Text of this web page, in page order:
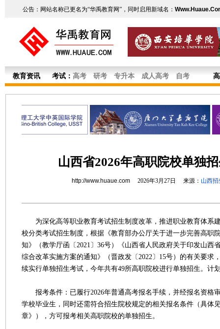
公告：网站名称已更名为“华禹教育网”，同时启用新域名：
教育资讯 考试： 高考 研考 专升本 成人高考 自考
山西省2026年高职院校单独
http://www.huaue.com2026年3月27日 来源： 山西
为深化高等职业教育考试招生制度改革，推进职业教育体系
校分类考试招生制度，根据《教育部办公厅关于进一步完善高职
知》（教学厅函〔2021〕36号）《山西省人民政府关于印发山西
综合改革实施方案的通知》（晋政发〔2022〕15号）的有关要求
续实行单独招生考试，今年共有49所高职院校进行单独招生。计
报考条件：已履行2026年普通高考报名手续，并经报名资格
学校毕业生，同时还需符合招生院校规定的相关报名条件（具体
章》），方可报考相关高职院校的单独招生。